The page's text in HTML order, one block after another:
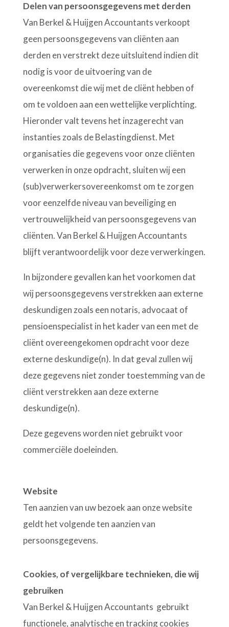
Delen van persoonsgegevens met derden
Van Berkel & Huijgen Accountants verkoopt
geen persoonsgegevens van cliënten aan
derden en verstrekt deze uitsluitend indien dit
nodig is voor de uitvoering van de
overeenkomst die wij met de cliënt hebben of
om te voldoen aan een wettelijke verplichting.
Hieronder valt tevens het inzagerecht van
instanties zoals de Belastingdienst. Met
organisaties die gegevens voor onze cliënten
verwerken in onze opdracht, sluiten wij een
(sub)verwerkersovereenkomst om te zorgen
voor eenzelfde niveau van beveiliging en
vertrouwelijkheid van persoonsgegevens van
cliënten. Van Berkel & Huijgen Accountants
blijft verantwoordelijk voor deze verwerkingen.
In bijzondere gevallen kan het voorkomen dat
wij persoonsgegevens verstrekken aan externe
deskundigen zoals een notaris, advocaat of
pensioenspecialist in het kader van een met de
cliënt overeengekomen opdracht voor deze
externe deskundige(n). In dat geval zullen wij
deze gegevens niet zonder toestemming van de
cliënt verstrekken aan deze externe
deskundige(n).
Deze gegevens worden niet gebruikt voor
commerciële doeleinden.
Website
Ten aanzien van uw bezoek aan onze website
geldt het volgende ten aanzien van
persoonsgegevens.
Cookies, of vergelijkbare technieken, die wij
gebruiken
Van Berkel & Huijgen Accountants gebruikt
functionele, analytische en tracking cookies